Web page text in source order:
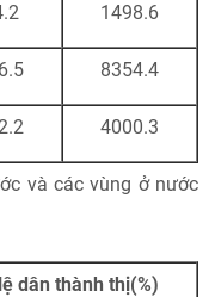
1498.6
8354.4
4000.3
và các vùng ở nước
dân thành thị(%)